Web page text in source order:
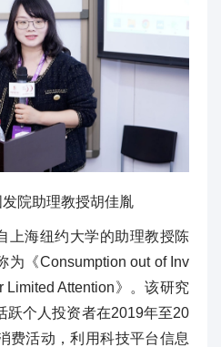
院助理教授胡佳胤
上海纽约大学的助理教授陈
为《Consumption out of Inv
Limited Attention》。该研究
跃个人投资者在2019年至20
费活动，利用科技平台信息